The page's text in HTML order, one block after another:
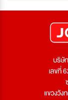
บริษั
เลขที่
แขวงวัง